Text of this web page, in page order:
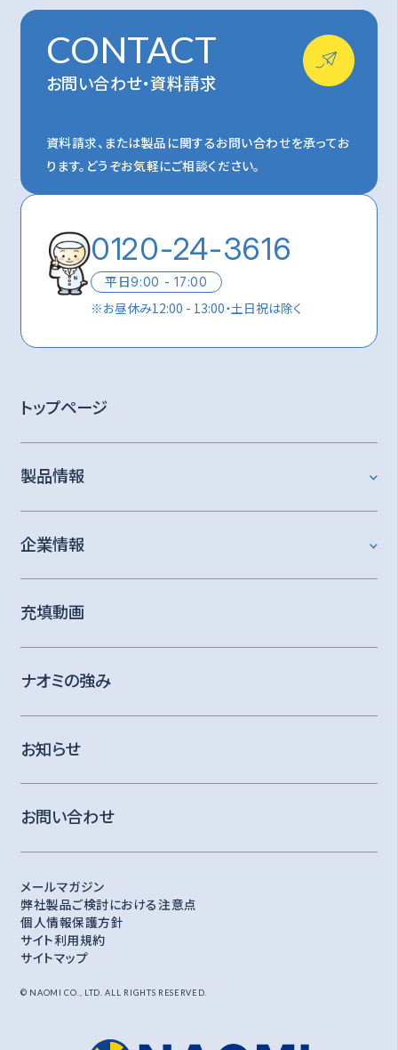
CONTACT
お問い合わせ・資料請求
資料請求、または製品に関するお問い合わせを承ってお
ります。 どうぞお気軽にご相談ください。
0120-24-3616
平日9:00 - 17:00
※お昼休み12:00 - 13:00・土日祝は除く
トップページ
製品情報
企業情報
充填動画
ナオミの強み
お知らせ
お問い合わせ
メールマガジン
弊社製品ご検討における注意点
個人情報保護方針
サイト利用規約
サイトマップ
© NAOMI CO., LTD. ALL RIGHTS RESERVED.